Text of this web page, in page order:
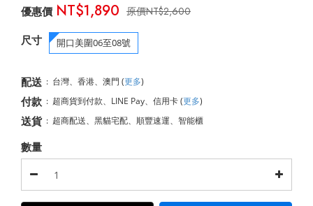
NT$2,600
NT$1,890
尺寸 開口美圍06至08號
配送 : 台灣、香港、澳門 (更多)
付款 : 超商貨到付款、LINE Pay、信用卡(更多)
送貨 : 超商配送、黑貓宅配、順豐速運、智能櫃
數量